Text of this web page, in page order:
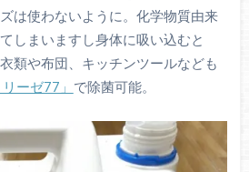
は使わないように。化学物質由来
しまいますし身体に吸い込むと
類や布団、キッチンツールなども
ーゼ77」 で除菌可能。